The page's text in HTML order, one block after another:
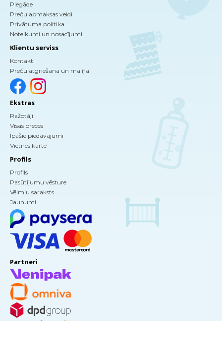
Piegāde
Preču apmaksas veidi
Privātuma politika
Noteikumi un nosacījumi
Klientu serviss
Kontakti
Preču atgriešana un maiņa
Ekstras
Ražotāji
Visas preces
Īpašie piedāvājumi
Vietnes karte
Profils
Profils
Pasūtījumu vēsture
Vēlmju saraksts
Jaunumi
Partneri